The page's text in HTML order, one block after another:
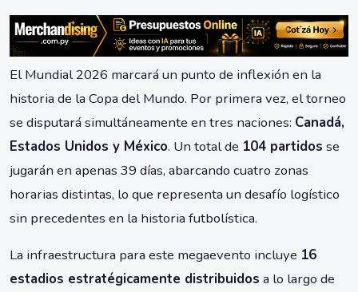
El Mundial 2026 marcará un punto de inflexión en la
historia de la Copa del Mundo. Por primera vez, el torneo
se disputará simultáneamente en tres naciones: Canadá,
Estados Unidos y México. Un total de 104 partidos se
jugarán en apenas 39 días, abarcando cuatro zonas
horarias distintas, lo que representa un desafío logístico
sin precedentes en la historia futbolística.
La infraestructura para este megaevento incluye 16
estadios estratégicamente distribuidos a lo largo de